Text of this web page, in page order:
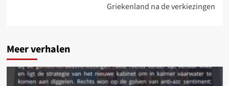
Griekenland na de verkiezingen
Meer verhalen